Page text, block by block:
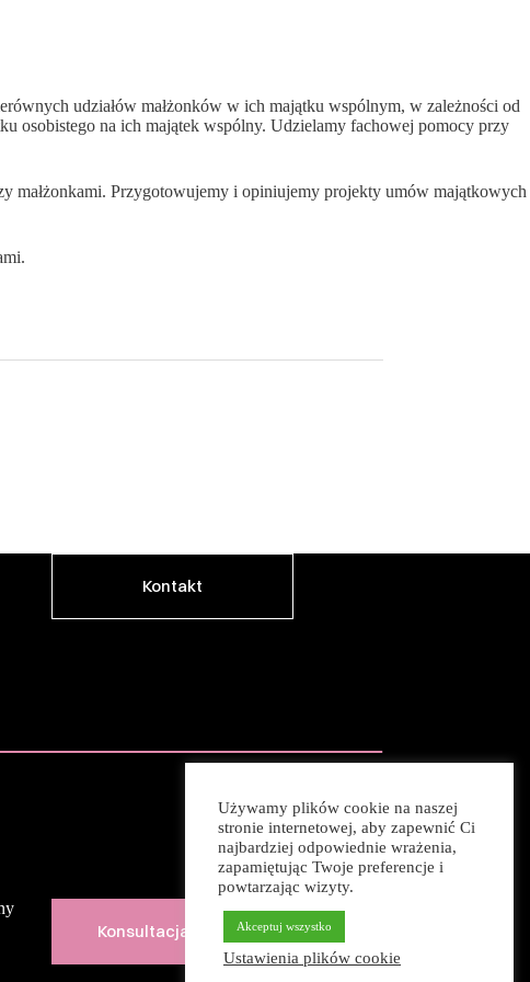
udziałów małżonków w ich majątku wspólnym, w zależności od
osobistego na ich majątek wspólny. Udzielamy fachowej pomocy przy
małżonkami. Przygotowujemy i opiniujemy projekty umów majątkowych
Kontakt
Konsultacja on-line
Używamy plików cookie na naszej
stronie internetowej, aby zapewnić Ci
najbardziej odpowiednie wrażenia,
zapamiętując Twoje preferencje i
powtarzając wizyty.
Akceptuj wszystko
Ustawienia plików cookie